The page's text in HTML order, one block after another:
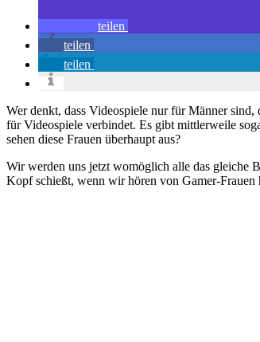
teilen
teilen
teilen
Wer denkt, dass Videospiele nur für Männer
für Videospiele verbindet. Es gibt mittlerweile
sehen diese Frauen überhaupt aus?
Wir werden uns jetzt womöglich alle das gleiche
Kopf schießt, wenn wir hören von Gamer-Frauen